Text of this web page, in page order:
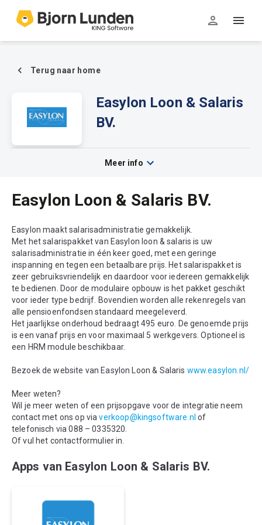
Terug naar home
Easylon Loon & Salaris
BV.
Meer info
Easylon Loon & Salaris BV.
Easylon maakt salarisadministratie gemakkelijk.
Met het salarispakket van Easylon loon & salaris is uw
salarisadministratie in één keer goed, met een geringe
inspanning en tegen een betaalbare prijs. Het salarispakket is
zeer gebruiksvriendelijk en daardoor voor iedereen gemakkelijk
te bedienen. Door de modulaire opbouw is het pakket geschikt
voor ieder type bedrijf. Bovendien worden alle rekenregels van
alle pensioenfondsen standaard meegeleverd.
Het jaarlijkse onderhoud bedraagt 495 euro. De genoemde prijs
is een vanaf prijs en voor maximaal 5 werkgevers. Optioneel is
een HRM module beschikbaar.
Bezoek de website van Easylon Loon & Salaris www.easylon.nl/
Meer weten?
Wil je meer weten of een prijsopgave voor de integratie neem
contact met ons op viaverkoop@kingsoftware.nl of
telefonisch via 088 – 0335320.
Of vul het contactformulier in.
Apps van Easylon Loon & Salaris BV.